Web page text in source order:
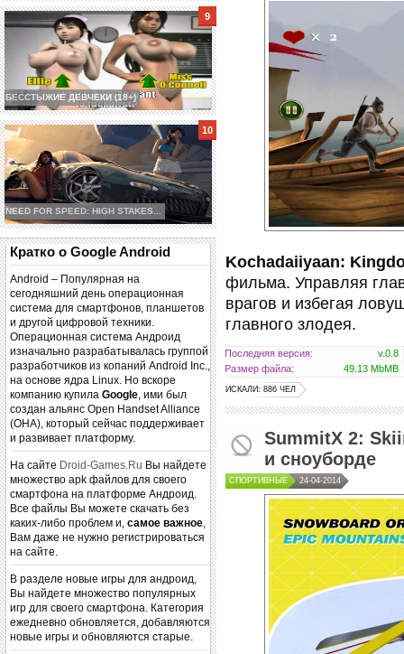
БЕССТЫЖИЕ ДЕВЧЕКИ (18+)
NEED FOR SPEED: HIGH STAKES...
Кратко о Google Android
Android – Популярная на
сегодняшний день операционная
система для смартфонов, планшетов
и другой цифровой техники.
Операционная система Андроид
изначально разрабатывалась группой
разработчиков из копаний Android Inc.,
на основе ядра Linux. Но вскоре
компанию купила Google, ими был
создан альянс Open Handset Alliance
(OHA), который сейчас поддерживает
и развивает платформу.
На сайте Droid-Games.Ru Вы найдете
множество apk файлов для своего
смартфона на платформе Андроид.
Все файлы Вы можете скачать без
каких-либо проблем и, самое важное,
Вам даже не нужно регистрироваться
на сайте.
В разделе новые игры для андроид,
Вы найдете множество популярных
игр для своего смартфона. Категория
ежедневно обновляется, добавляются
новые игры и обновляются старые.
Kochadaiiyaan:
фильма. Управляя
врагов и избегая
главного злодея.
Последняя версия:
v.0.8
Размер файла:
49.13 MbMB
ИСКАЛИ: 886 ЧЕЛ
SummitX 2:
и сноуборде
СПОРТИВНЫЕ 24-04-2014